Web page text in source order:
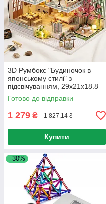
3D Румбокс "Будиночок в
японському стилі" з
підсвічуванням, 29х21х18.8
см / 3D Інтер'єрний
конструктор / 3D-конструктор-
румбокс
Готово до відправки
1 279 ₴ 1 827,14 ₴
Купити
–30%